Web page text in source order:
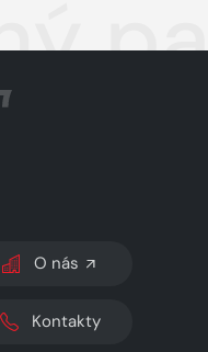
SVĚTLÝ/TMAVÝ REŽIM
O nás
Kontakty